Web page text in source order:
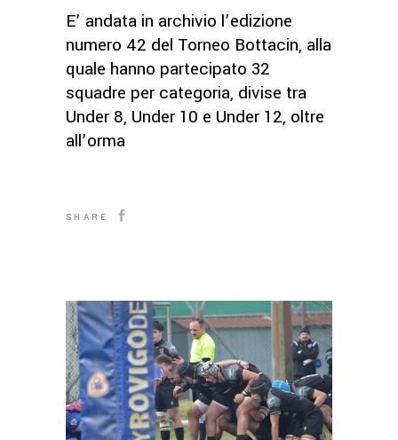
E’ andata in archivio l’edizione
numero 42 del Torneo Bottacin, alla
quale hanno partecipato 32
squadre per categoria, divise tra
Under 8, Under 10 e Under 12, oltre
all’orma
SHARE